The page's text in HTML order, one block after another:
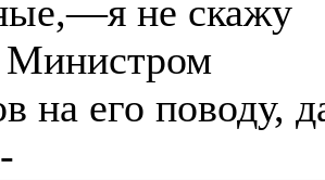
не скажу
на его поводу,